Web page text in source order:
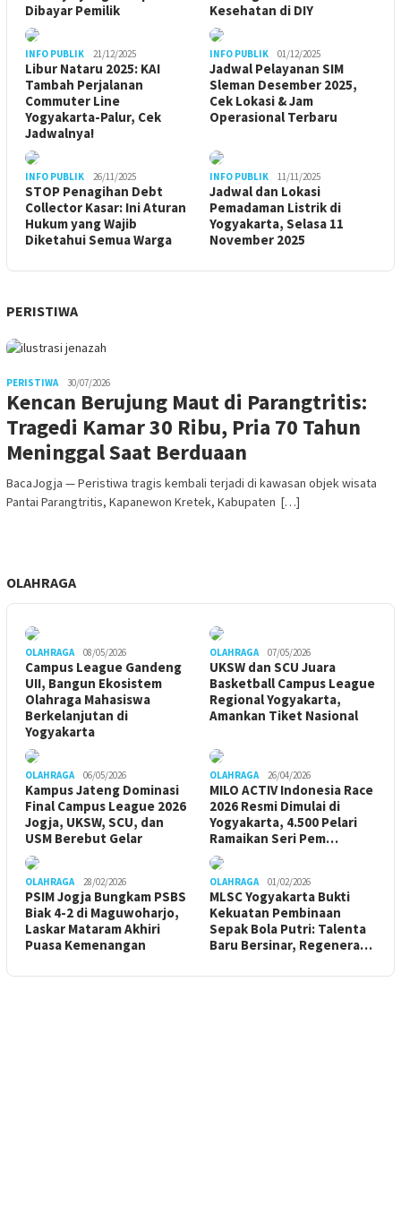
Dibayar Pemilik
Kesehatan di DIY
INFO PUBLIK 21/12/2025
Libur Nataru 2025: KAI
Tambah Perjalanan
Commuter Line
Yogyakarta-Palur, Cek
Jadwalnya!
INFO PUBLIK 01/12/2025
Jadwal Pelayanan SIM
Sleman Desember 2025,
Cek Lokasi & Jam
Operasional Terbaru
INFO PUBLIK 26/11/2025
STOP Penagihan Debt
Collector Kasar: Ini Aturan
Hukum yang Wajib
Diketahui Semua Warga
INFO PUBLIK 11/11/2025
Jadwal dan Lokasi
Pemadaman Listrik di
Yogyakarta, Selasa 11
November 2025
PERISTIWA
PERISTIWA 30/07/2026
Kencan Berujung Maut di Parangtritis:
Tragedi Kamar 30 Ribu, Pria 70 Tahun
Meninggal Saat Berduaan
BacaJogja — Peristiwa tragis kembali terjadi di kawasan objek wisata
Pantai Parangtritis, Kapanewon Kretek, Kabupaten […]
OLAHRAGA
OLAHRAGA 08/05/2026
Campus League Gandeng
UII, Bangun Ekosistem
Olahraga Mahasiswa
Berkelanjutan di
Yogyakarta
OLAHRAGA 07/05/2026
UKSW dan SCU Juara
Basketball Campus League
Regional Yogyakarta,
Amankan Tiket Nasional
OLAHRAGA 06/05/2026
Kampus Jateng Dominasi
Final Campus League 2026
Jogja, UKSW, SCU, dan
USM Berebut Gelar
OLAHRAGA 26/04/2026
MILO ACTIV Indonesia Race
2026 Resmi Dimulai di
Yogyakarta, 4.500 Pelari
Ramaikan Seri Pem…
OLAHRAGA 28/02/2026
PSIM Jogja Bungkam PSBS
Biak 4-2 di Maguwoharjo,
Laskar Mataram Akhiri
Puasa Kemenangan
OLAHRAGA 01/02/2026
MLSC Yogyakarta Bukti
Kekuatan Pembinaan
Sepak Bola Putri: Talenta
Baru Bersinar, Regenera…